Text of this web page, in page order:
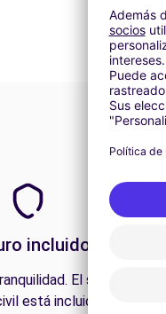
incluido
El seguro de
está incluido en todos